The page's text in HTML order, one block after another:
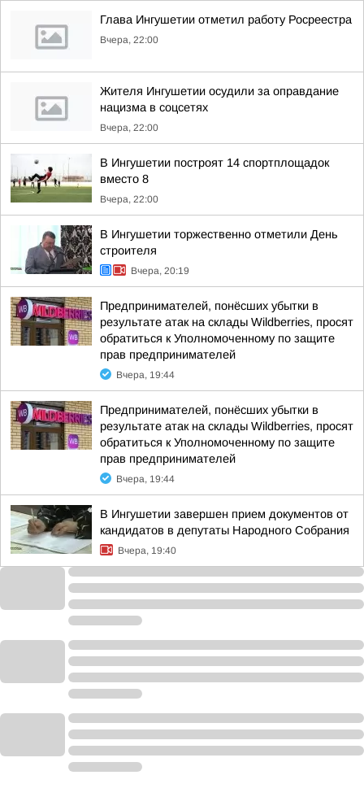
Глава Ингушетии отметил работу Росреестра
Вчера, 22:00
Жителя Ингушетии осудили за оправдание
нацизма в соцсетях
Вчера, 22:00
В Ингушетии построят 14 спортплощадок
вместо 8
Вчера, 22:00
В Ингушетии торжественно отметили День
строителя
Вчера, 20:19
Предпринимателей, понёсших убытки в
результате атак на склады Wildberries, просят
обратиться к Уполномоченному по защите
прав предпринимателей
Вчера, 19:44
Предпринимателей, понёсших убытки в
результате атак на склады Wildberries, просят
обратиться к Уполномоченному по защите
прав предпринимателей
Вчера, 19:44
В Ингушетии завершен прием документов от
кандидатов в депутаты Народного Собрания
Вчера, 19:40